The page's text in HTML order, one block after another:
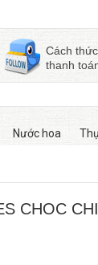
Cách thức
thanh
Nước hoa
CHOC